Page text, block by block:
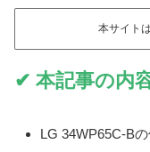
本サイト
✔ 本記事の内
LG 34WP65C-B